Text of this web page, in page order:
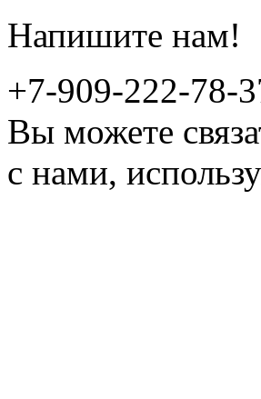
Напишите нам!
+7-909-222-78-
Вы можете
с нами,